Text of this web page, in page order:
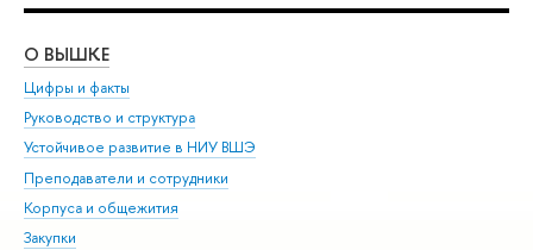
О ВЫШКЕ
Цифры и факты
Руководство и структура
Устойчивое развитие в НИУ ВШЭ
Преподаватели и сотрудники
Корпуса и общежития
Закупки